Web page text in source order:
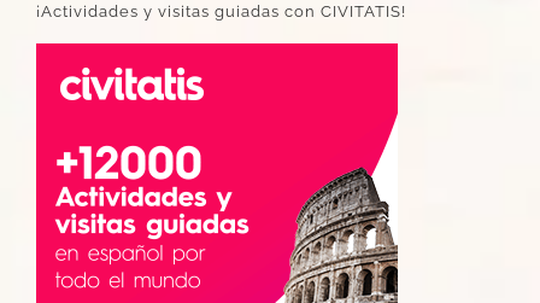
¡Actividades y visitas guiadas con CIVITATIS!